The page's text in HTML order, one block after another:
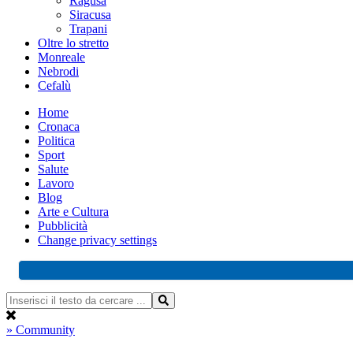
Siracusa
Trapani
Oltre lo stretto
Monreale
Nebrodi
Cefalù
Home
Cronaca
Politica
Sport
Salute
Lavoro
Blog
Arte e Cultura
Pubblicità
Change privacy settings
» Community